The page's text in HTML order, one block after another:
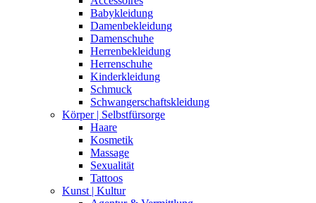
Babykleidung
Damenbekleidung
Damenschuhe
Herrenbekleidung
Herrenschuhe
Kinderkleidung
Schmuck
Schwangerschaftskleidung
Körper | Selbstfürsorge
Haare
Kosmetik
Massage
Sexualität
Tattoos
Kunst | Kultur